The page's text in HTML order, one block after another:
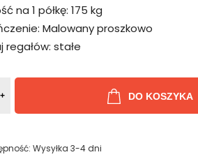
na 1 półkę: 175 kg
Malowany proszkowo
regałów: stałe
+ DO KOSZYKA
Wysyłka 3-4 dni